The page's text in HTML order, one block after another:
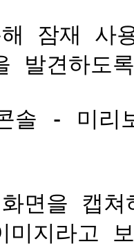
잠재 사
발견하도
솔 - 미리
면을 캡
미지라고